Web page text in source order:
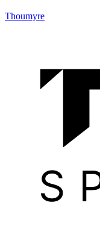
Thoumyre